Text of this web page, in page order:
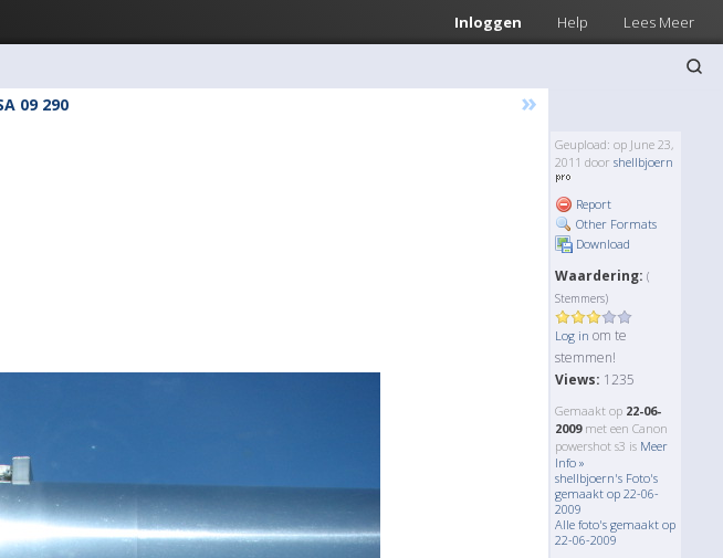
Inloggen Help Lees Meer
09 290 »
Geupload: op June 23,
2011 door shellbjoern
Report
Other Formats
Download
Waardering: (
Stemmers)
Log in om te
stemmen!
Views: 1235
Gemaakt op 22-06-
2009met een Canon
powershot s3 is Meer
Info »
shellbjoern's Foto's
gemaakt op 22-06-
2009
Alle foto's gemaakt op
22-06-2009